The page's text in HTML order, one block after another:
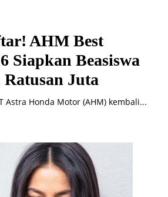
AHM Best
Siapkan Beasiswa
Juta
Astra Honda Motor (AHM) kembali...